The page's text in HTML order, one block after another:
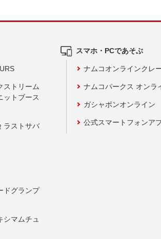
ストリーム
ットブース
ラストサバ
ドグランプ
シマムチュ
スマホ・PCであそぶ
ナムコオンラインクレ
ナムコパークス オンラ
ガシャポンオンライン
公式スマートフォンア